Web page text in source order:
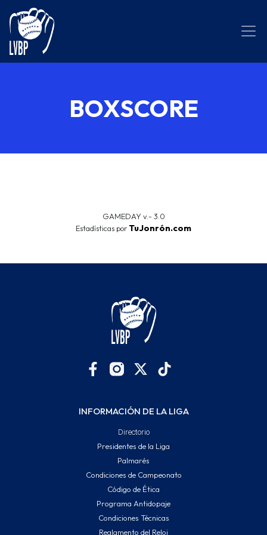
BOXSCORE
GAMEDAY v.- 3.0
Estadísticas por TuJonrón.com
INFORMACIÓN DE LA LIGA
Directorio
Presidentes de la Liga
Palmarés
Condiciones de Campeonato
Código de Ética
Programa Antidopaje
Condiciones Técnicas
Reglamento del Reloj